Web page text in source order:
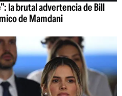
la brutal advertencia de Bill
de Mamdani